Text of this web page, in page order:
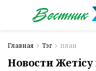
Главная Тэг план
Новости